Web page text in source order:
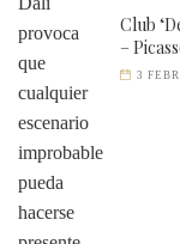
Club
–
3